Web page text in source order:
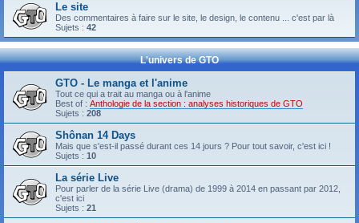
Le site
Des commentaires à faire sur le site, le design, le contenu ... c'est par là
Sujets : 42
L'univers de GTO
GTO - Le manga et l'anime
Tout ce qui a trait au manga ou à l'anime
Best of : Anthologie de la section : analyses historiques de GTO
Sujets : 208
Shônan 14 Days
Mais que s'est-il passé durant ces 14 jours ? Pour tout savoir, c'est ici !
Sujets : 10
La série Live
Pour parler de la série Live (drama) de 1999 à 2014 en passant par 2012,
c'est ici
Sujets : 21